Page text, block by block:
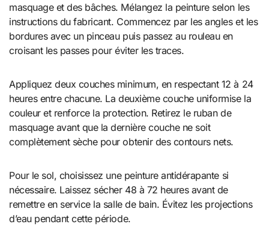
masquage et des bâches. Mélangez la peinture selon les
instructions du fabricant. Commencez par les angles et les
bordures avec un pinceau puis passez au rouleau en
croisant les passes pour éviter les traces.
Appliquez deux couches minimum, en respectant 12 à 24
heures entre chacune. La deuxième couche uniformise la
couleur et renforce la protection. Retirez le ruban de
masquage avant que la dernière couche ne soit
complètement sèche pour obtenir des contours nets.
Pour le sol, choisissez une peinture antidérapante si
nécessaire. Laissez sécher 48 à 72 heures avant de
remettre en service la salle de bain. Évitez les projections
d’eau pendant cette période.